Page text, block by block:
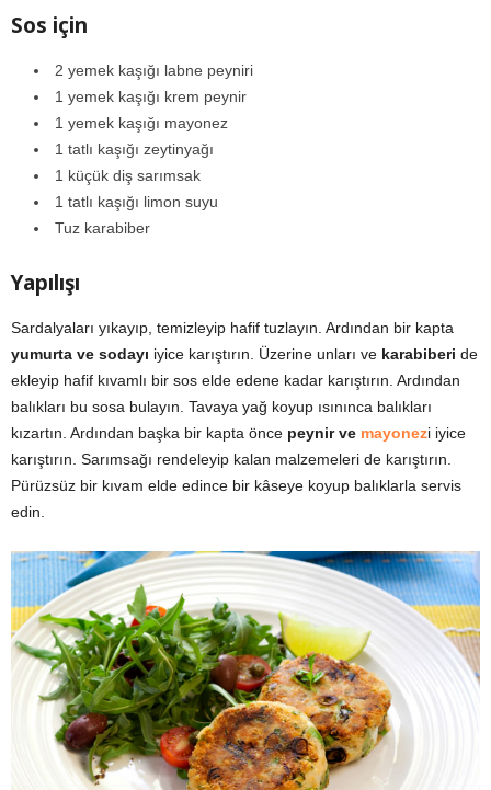
Sos için
2 yemek kaşığı labne peyniri
1 yemek kaşığı krem peynir
1 yemek kaşığı mayonez
1 tatlı kaşığı zeytinyağı
1 küçük diş sarımsak
1 tatlı kaşığı limon suyu
Tuz karabiber
Yapılışı
Sardalyaları yıkayıp, temizleyip hafif tuzlayın. Ardından bir kapta
yumurta ve sodayı iyice karıştırın. Üzerine unları ve karabiberi de
ekleyip hafif kıvamlı bir sos elde edene kadar karıştırın. Ardından
balıkları bu sosa bulayın. Tavaya yağ koyup ısınınca balıkları
kızartın. Ardından başka bir kapta önce peynir ve mayonezi iyice
karıştırın. Sarımsağı rendeleyip kalan malzemeleri de karıştırın.
Pürüzsüz bir kıvam elde edince bir kâseye koyup balıklarla servis
edin.